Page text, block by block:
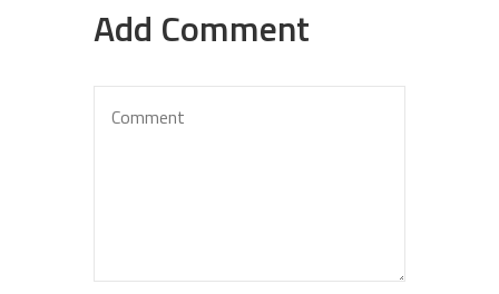
Add Comment